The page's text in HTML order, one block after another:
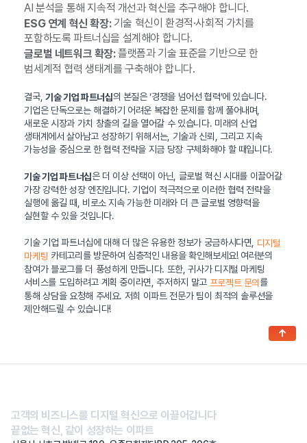
AI 분석을 통해 지속적 개선과 혁신을 추구해야 합니다.
ESG 연계 혁신 확장:기술 혁신이 환경적·사회적 가치를
포함하도록 파트너십을 설계해야 합니다.
글로벌 네트워크 확장:플랫폼과 기술 표준을 기반으로 한
범세계적 협력 생태계를 구축해야 합니다.
결국, 기술 기업 파트너십의 본질은 ‘경쟁을 넘어선 협력’에 있습니다.
기업은 단독으로는 해결하기 어려운 복잡한 문제를 함께 풀어내며,
새로운 시장과 가치 창출의 길을 열어갈 수 있습니다. 미래의 산업
생태계에서 살아남고 성장하기 위해서는, 기술과 신뢰, 그리고 지속
가능성을 중심으로 한 협력 전략을 지금 당장 구체화해야 할 때입니다.
기술 기업 파트너십은 더 이상 선택이 아닌, 글로벌 혁신 시대를 이끌어갈
가장 강력한 성장 엔진입니다. 기업이 적극적으로 이러한 협력 전략을
실행에 옮길 때, 비로소 지속 가능한 미래와 더 큰 글로벌 영향력을
실현할 수 있을 것입니다.
기술 기업 파트너십에 대해 더 많은 유용한 정보가 궁금하시다면, 디지털
마케팅 카테고리를 방문하여 심층적인 내용을 확인해보세요! 여러분의
참여가 블로그를 더 풍성하게 만듭니다. 또한, 귀사가 디지털 마케팅
서비스를 도입하려고 계획 중이라면, 주저하지 말고 프로젝트 문의 를
통해 상담을 요청해 주세요. 저희 이파트 전문가 팀이 최적의 솔루션을
제안해드릴 수 있습니다!
고객의 비즈니스를 디지털 혁신으로 이끌어갑니다
끝없는 혁신, 같이 성장하는 이파트
↑